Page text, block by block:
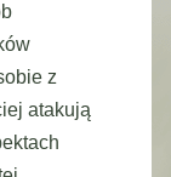
z
atakują